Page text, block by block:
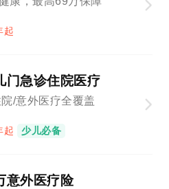
起
门急诊住院医疗
/意外医疗全覆盖
起 少儿必备
意外医疗险